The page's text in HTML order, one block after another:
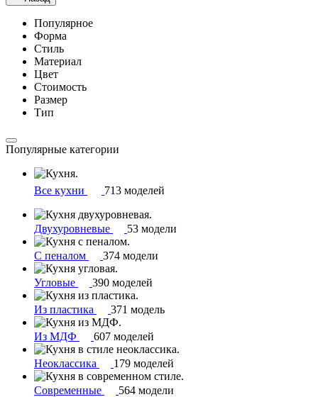
Популярное
Форма
Стиль
Материал
Цвет
Стоимость
Размер
Тип
Популярные категории
Все кухни 713 моделей
Двухуровневые 53 модели
С пеналом 374 модели
Угловые 390 моделей
Из пластика 371 модель
Из МДФ 607 моделей
Неоклассика 179 моделей
Современные 564 модели